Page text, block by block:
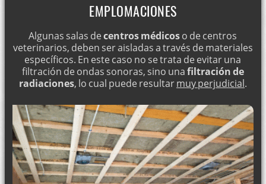
EMPLOMACIONES
Algunas salas decentros médicoso de centros
veterinarios, deben ser aisladas a través de materiales
específicos. En este caso no se trata de evitar una
filtración de ondas sonoras, sino unafiltración de
radiaciones, lo cual puede resultarmuy perjudicial.